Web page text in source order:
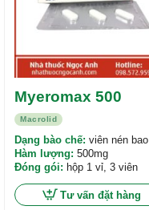
Macrolid
Myeromax 500
Dạng bào chế: viên nén bao
phim
Hàm lượng: 500mg
Đóng gói: hộp 1 vỉ, 3 viên
Tư vấn đặt hàng